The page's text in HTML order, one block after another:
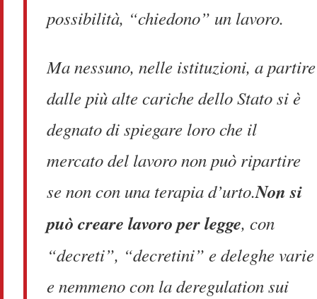
possibilità, “chiedono” un lavoro.
Ma nessuno, nelle istituzioni, a partire
dalle più alte cariche dello Stato si è
degnato di spiegare loro che il
mercato del lavoro non può ripartire
se non con una terapia d’urto.Non si
può creare lavoro per legge, con
“decreti”, “decretini” e deleghe varie
e nemmeno con la deregulation sui